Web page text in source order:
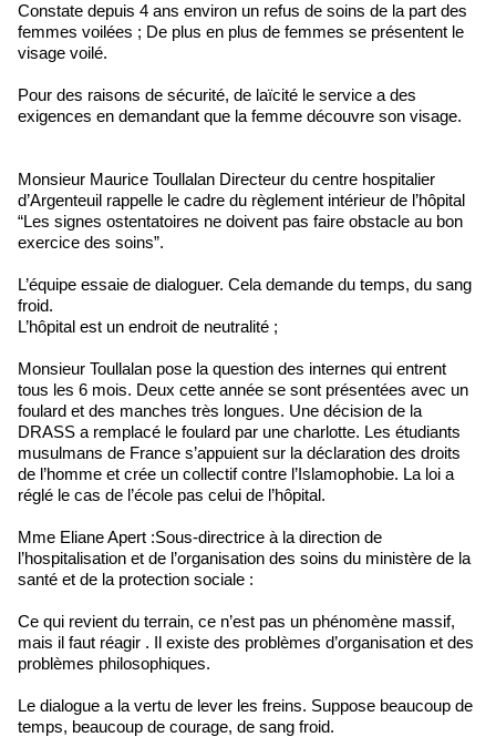
Constate depuis 4 ans environ un refus de soins de la part des
femmes voilées ; De plus en plus de femmes se présentent le
visage voilé.
Pour des raisons de sécurité, de laïcité le service a des
exigences en demandant que la femme découvre son visage.
Monsieur Maurice Toullalan Directeur du centre hospitalier
d’Argenteuil rappelle le cadre du règlement intérieur de l’hôpital
“Les signes ostentatoires ne doivent pas faire obstacle au bon
exercice des soins”.
L’équipe essaie de dialoguer. Cela demande du temps, du sang
froid.
L’hôpital est un endroit de neutralité ;
Monsieur Toullalan pose la question des internes qui entrent
tous les 6 mois. Deux cette année se sont présentées avec un
foulard et des manches très longues. Une décision de la
DRASS a remplacé le foulard par une charlotte. Les étudiants
musulmans de France s’appuient sur la déclaration des droits
de l’homme et crée un collectif contre l’Islamophobie. La loi a
réglé le cas de l’école pas celui de l’hôpital.
Mme Eliane Apert :Sous-directrice à la direction de
l’hospitalisation et de l’organisation des soins du ministère de la
santé et de la protection sociale :
Ce qui revient du terrain, ce n’est pas un phénomène massif,
mais il faut réagir . Il existe des problèmes d’organisation et des
problèmes philosophiques.
Le dialogue a la vertu de lever les freins. Suppose beaucoup de
temps, beaucoup de courage, de sang froid.